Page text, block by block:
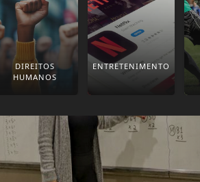
DIREITOS
HUMANOS
ENTRETENIMENTO